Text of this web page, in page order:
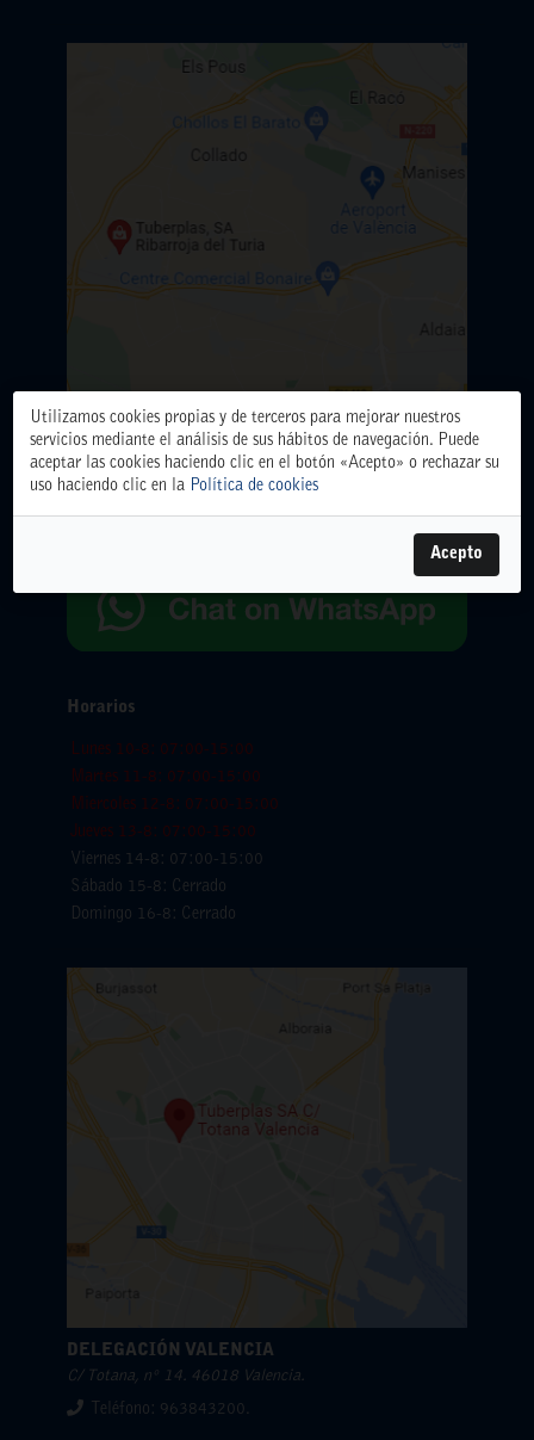
ALMACÉN CENTRAL
Polígono Industrial El Oliveral. Calle D. nº 6. 46394
Ribarroja del Turia (Valencia)
Horarios
Lunes 10-8: 07:00-15:00
Martes 11-8: 07:00-15:00
Miercoles 12-8: 07:00-15:00
Jueves 13-8: 07:00-15:00
Viernes 14-8: 07:00-15:00
Sábado 15-8: Cerrado
Domingo 16-8: Cerrado
DELEGACIÓN VALENCIA
C/ Totana, nº 14. 46018 Valencia.
Teléfono: 963843200.
Utilizamos cookies propias y de terceros para mejorar nuestros
servicios mediante el análisis de sus hábitos de navegación. Puede
aceptar las cookies haciendo clic en el botón «Acepto» o rechazar su
uso haciendo clic en la Política de cookies
Acepto